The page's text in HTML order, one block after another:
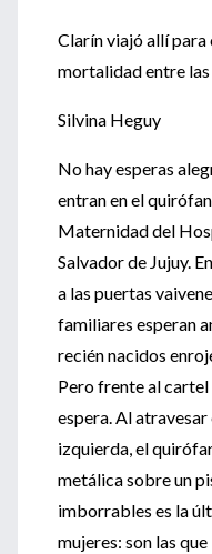
Clarín viajó allí para
mortalidad entre
Silvina Heguy
No hay esperas
entran en el
Maternidad del
Salvador de Jujuy.
a las puertas
familiares esperan
recién nacidos
Pero frente al cartel
espera. Al
izquierda, el
metálica sobre un
imborrables es la
mujeres: son las